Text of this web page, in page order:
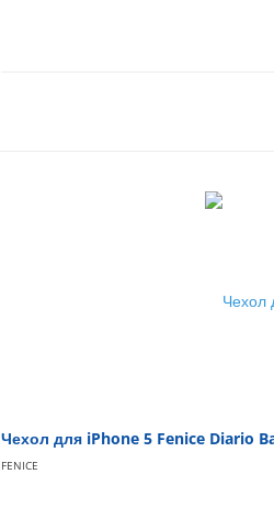
Чехол для iPhone 5 Fenice Diario
FENICE